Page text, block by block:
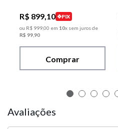
R$ 899,10
PIX
ou R$ 99900 em 10x sem juros de
R$ 99 90
Comprar
Avaliações